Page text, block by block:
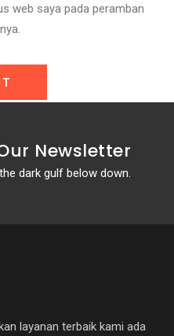
web saya pada peramban
Newsletter
dark gulf below down.
layanan terbaik kami ada